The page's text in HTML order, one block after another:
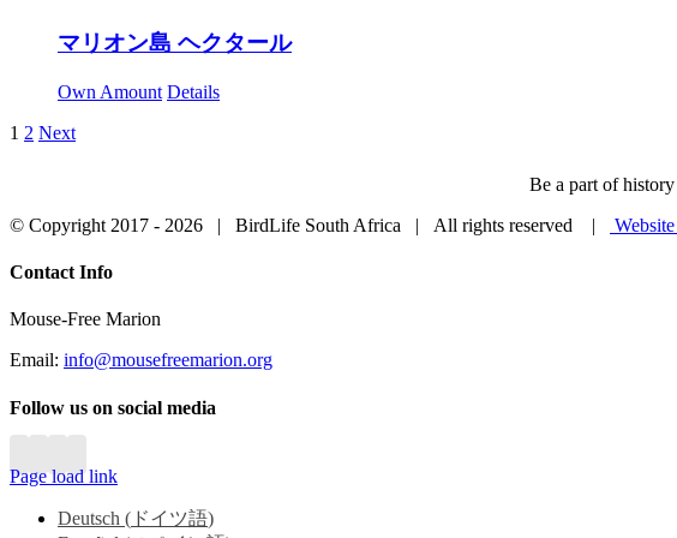
マリオン島 ヘクタール
Own Amount Details
1 2 Next
Be a part of history
© Copyright 2017 - 2026 | BirdLife South Africa | All rights reserved |
Close
Bar
Contact Info
Mouse-Free Marion
Email: info@mousefreemarion.org
Follow us on social media
Page load link
Deutsch ( ドイツ語)